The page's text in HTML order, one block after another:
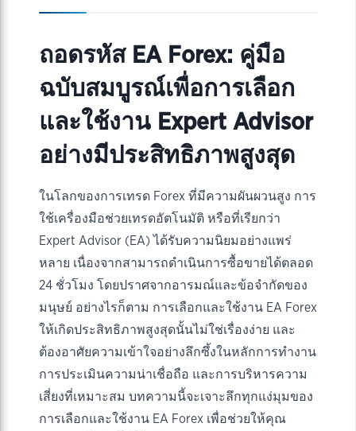
ถอดรหัส EA Forex: คู่มือ
ฉบับสมบูรณ์เพื่อการเลือก
และใช้งาน Expert Advisor
อย่างมีประสิทธิภาพสูงสุด
ในโลกของการเทรด Forex ที่มีความผันผวนสูง การ
ใช้เครื่องมือช่วยเทรดอัตโนมัติ หรือที่เรียกว่า
Expert Advisor (EA) ได้รับความนิยมอย่างแพร่
หลาย เนื่องจากสามารถดำเนินการซื้อขายได้ตลอด
24 ชั่วโมง โดยปราศจากอารมณ์และข้อจำกัดของ
มนุษย์ อย่างไรก็ตาม การเลือกและใช้งาน EA Forex
ให้เกิดประสิทธิภาพสูงสุดนั้นไม่ใช่เรื่องง่าย และ
ต้องอาศัยความเข้าใจอย่างลึกซึ้งในหลักการทำงาน
การประเมินความน่าเชื่อถือ และการบริหารความ
เสี่ยงที่เหมาะสม บทความนี้จะเจาะลึกทุกแง่มุมของ
การเลือกและใช้งาน EA Forex เพื่อช่วยให้คุณ